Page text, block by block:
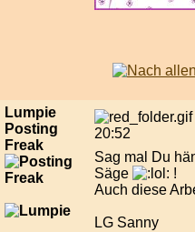
Lumpie
Posting
Freak
20:52
Sag mal Du
Säge
!
Auch diese
LG Sanny